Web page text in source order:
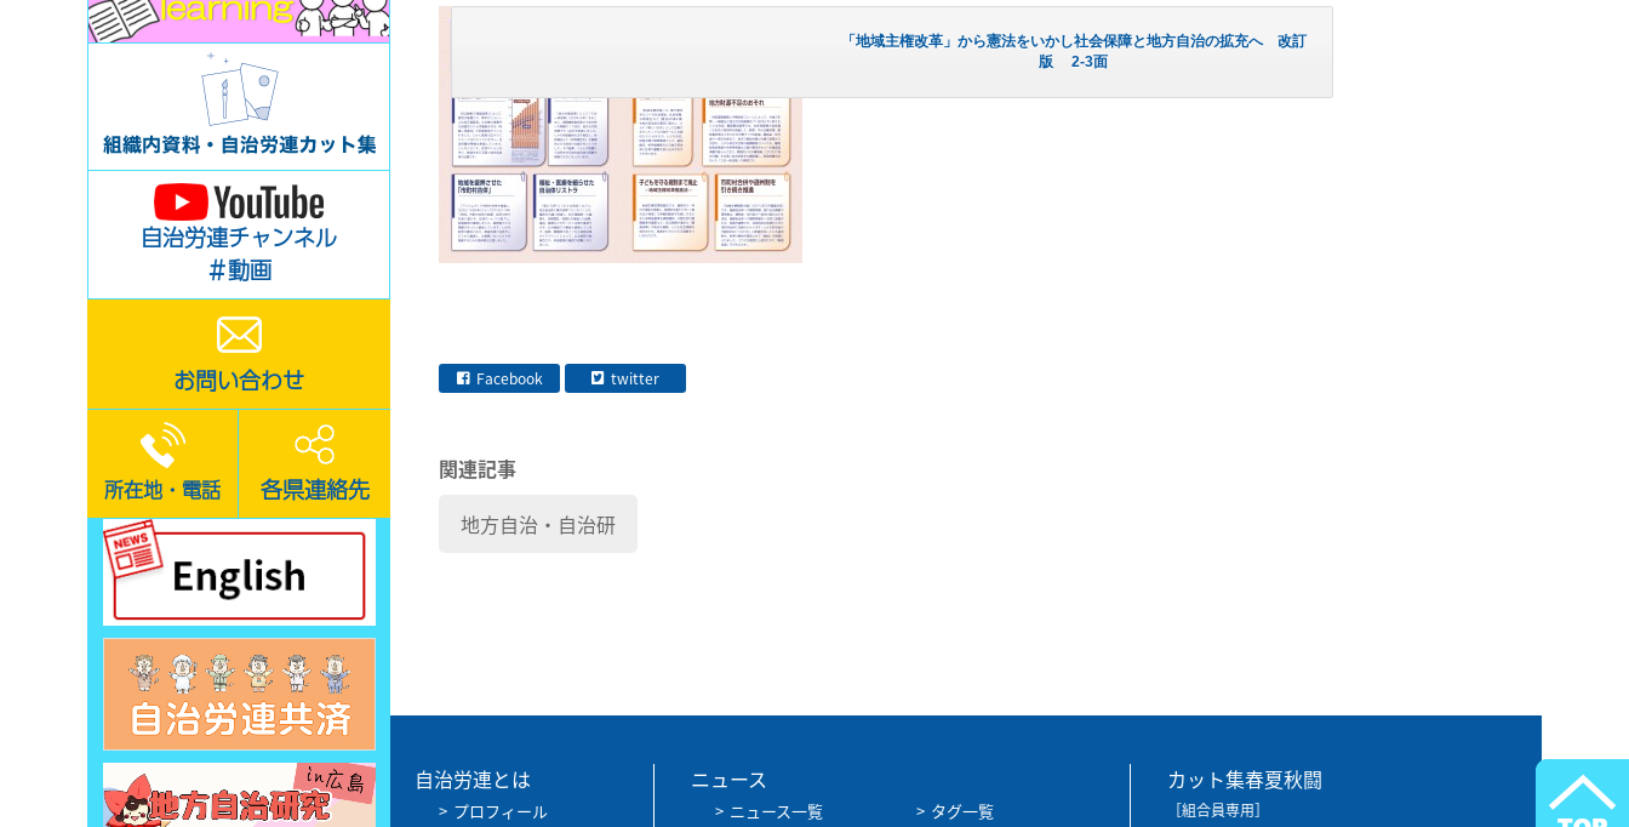
自治労連チャンネル
＃動画
お問い合わせ
所在地・電話 各県連絡先
「地域主権改革」から憲法をいかし社会保障と地方自治の拡充へ 改訂
版 2-3面
Facebook twitter
関連記事
地方自治・自治研
自治労連とは
プロフィール
ニュース
ニュース一覧
タグ一覧
カット集春夏秋闘
［組合員専用］